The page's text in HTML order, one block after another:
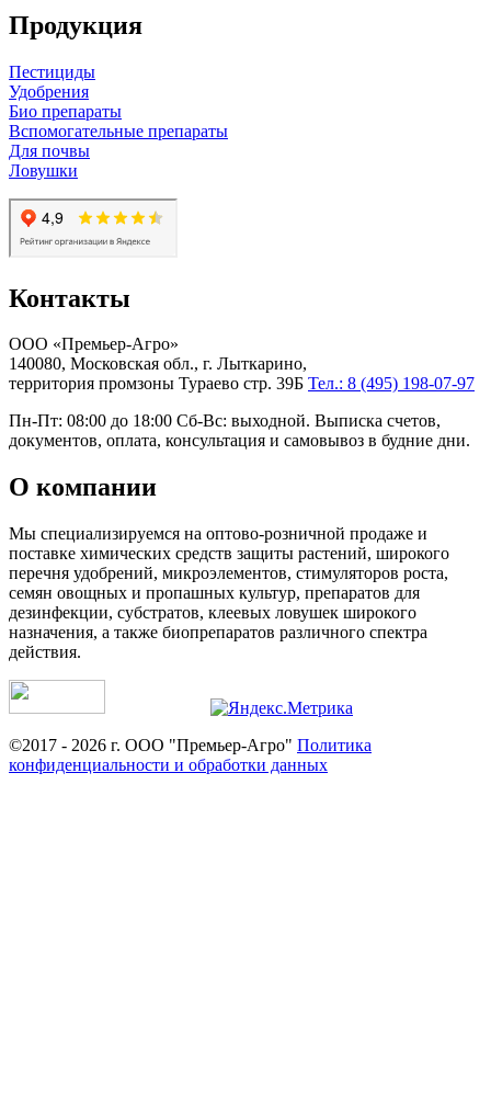
Продукция
Пестициды
Удобрения
Био препараты
Вспомогательные препараты
Для почвы
Ловушки
Контакты
ООО «Премьер-Агро»
140080, Московская обл., г. Лыткарино,
территория промзоны Тураево стр. 39Б Тел.: 8 (495) 198-07-97
Пн-Пт: 08:00 до 18:00 Сб-Вс: выходной. Выписка счетов,
документов, оплата, консультация и самовывоз в будние дни.
О компании
Мы специализируемся на оптово-розничной продаже и
поставке химических средств защиты растений, широкого
перечня удобрений, микроэлементов, стимуляторов роста,
семян овощных и пропашных культур, препаратов для
дезинфекции, субстратов, клеевых ловушек широкого
назначения, а также биопрепаратов различного спектра
действия.
©2017 - 2026 г. ООО "Премьер-Агро" Политика
конфиденциальности и обработки данных